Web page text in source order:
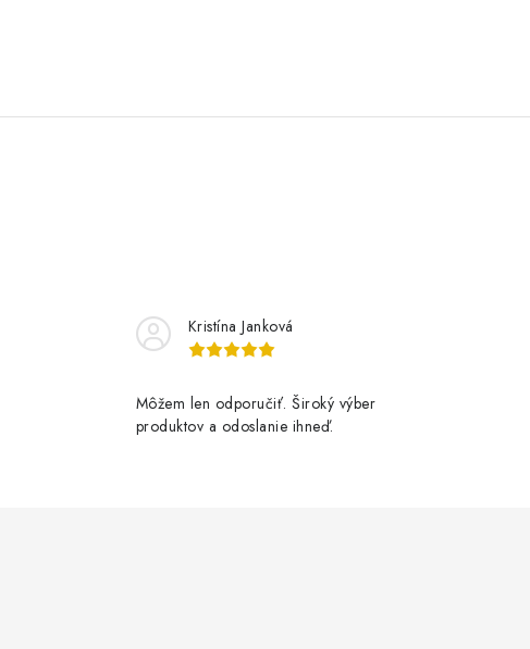
Kristína Janková
Môžem len odporučiť. Široký výber
produktov a odoslanie ihneď.